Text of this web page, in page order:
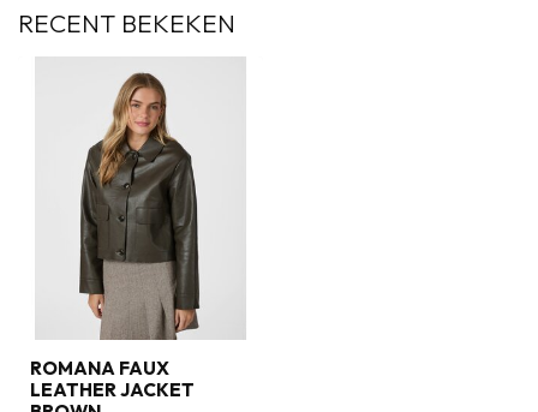
RECENT BEKEKEN
ROMANA FAUX
LEATHER JACKET